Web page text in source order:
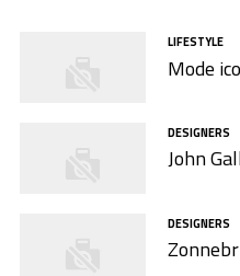
LIFESTYLE
Mode
DESIGNERS
John
DESIGNERS